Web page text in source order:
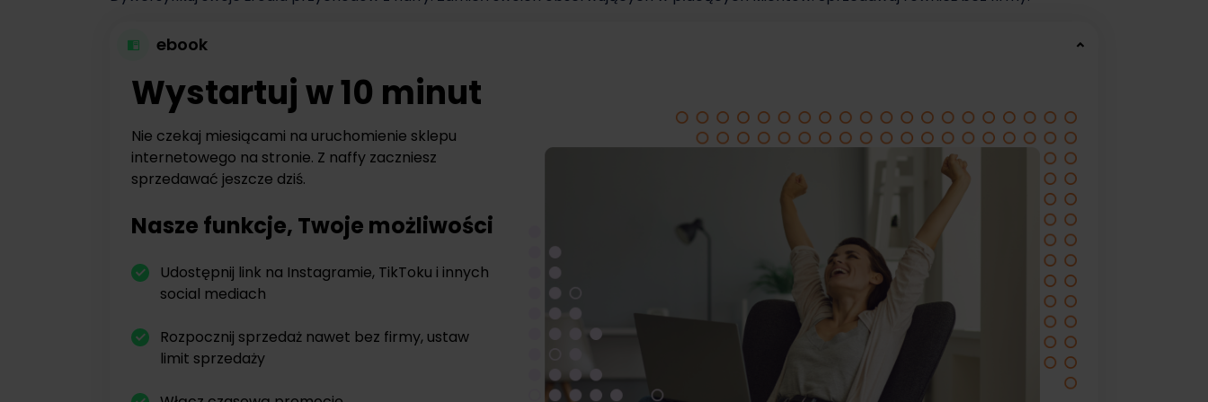
ebook
Wystartuj w 10 minut
Nie czekaj miesiącami na uruchomienie sklepu
internetowego na stronie. Z naffy zaczniesz
sprzedawać jeszcze dziś.
Nasze funkcje, Twoje możliwości
Udostępnij link na Instagramie, TikToku i innych
social mediach
Rozpocznij sprzedaż nawet bez firmy, ustaw
limit sprzedaży